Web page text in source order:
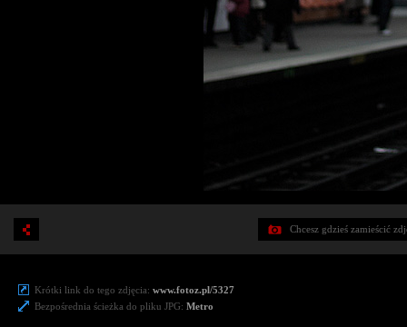
Chcesz gdzieś zamieścić
Krótki link do tego zdjęcia: www.fotoz.pl/5327
Bezpośrednia ścieżka do pliku JPG: Metro